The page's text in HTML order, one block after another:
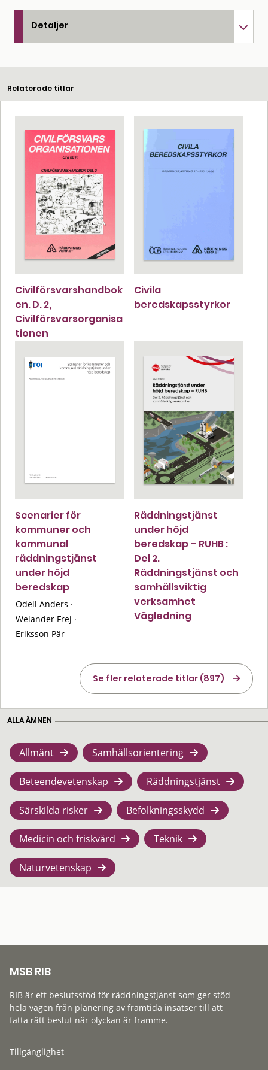
Detaljer
Relaterade titlar
Civilförsvarshandbok
en. D. 2,
Civilförsvarsorganisa
tionen
Civila
beredskapsstyrkor
Scenarier för
kommuner och
kommunal
räddningstjänst
under höjd
beredskap
Odell Anders ·
Welander Frej ·
Eriksson Pär
Räddningstjänst
under höjd
beredskap – RUHB :
Del 2.
Räddningstjänst och
samhällsviktig
verksamhet
Vägledning
Se fler relaterade titlar (897)
ALLA ÄMNEN
Allmänt Samhällsorientering
Beteendevetenskap Räddningstjänst
Särskilda risker Befolkningsskydd
Medicin och friskvård Teknik
Naturvetenskap
MSB RIB
RIB är ett beslutsstöd för räddningstjänst som ger stöd
hela vägen från planering av framtida insatser till att
fatta rätt beslut när olyckan är framme.
Tillgänglighet